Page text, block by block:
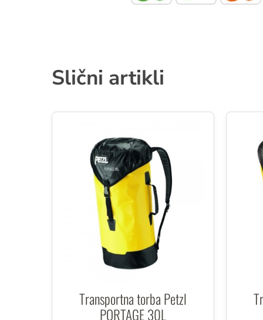
Slični artikli
Transportna torba Petzl
PORTAGE 30L